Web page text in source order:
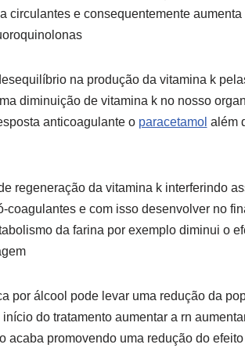
circulantes e consequentemente aumenta
na produção da vitamina k
diminuição de vitamina k no nosso
anticoagulante o paracetamol além
regeneração da vitamina k interferindo
e com isso desenvolver no
da farina por exemplo diminui o
por álcool pode levar uma redução da
do tratamento aumentar a rn
acaba promovendo uma redução do